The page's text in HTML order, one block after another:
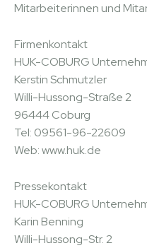
Mitarbeiterinnen und
Firmenkontakt
HUK-COBURG
Kerstin Schmutzler
Willi-Hussong-Straße 2
96444 Coburg
Tel: 09561-96-22609
Web: www.huk.de
Pressekontakt
HUK-COBURG
Karin Benning
Willi-Hussong-Str. 2